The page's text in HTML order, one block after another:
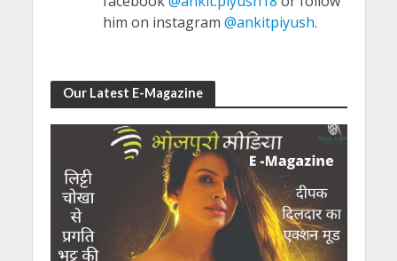
him on instagram @ankitpiyush.
Our Latest E-Magazine